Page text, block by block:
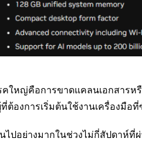
ใหญ่คือการขาดแคลนเอกสารห
ต้องการเริ่มต้นใช้งานเครื่องมื
ปอย่างมากในช่วงไม่กี่สัปดาห์ที่